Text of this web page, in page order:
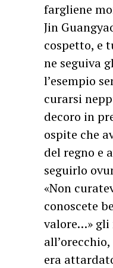
fargliene
Jin
cospetto, e
ne seguiva
l’esempio
curarsi
decoro in
ospite che
del regno e
seguirlo
«Non
conoscete
valore…» gli
era